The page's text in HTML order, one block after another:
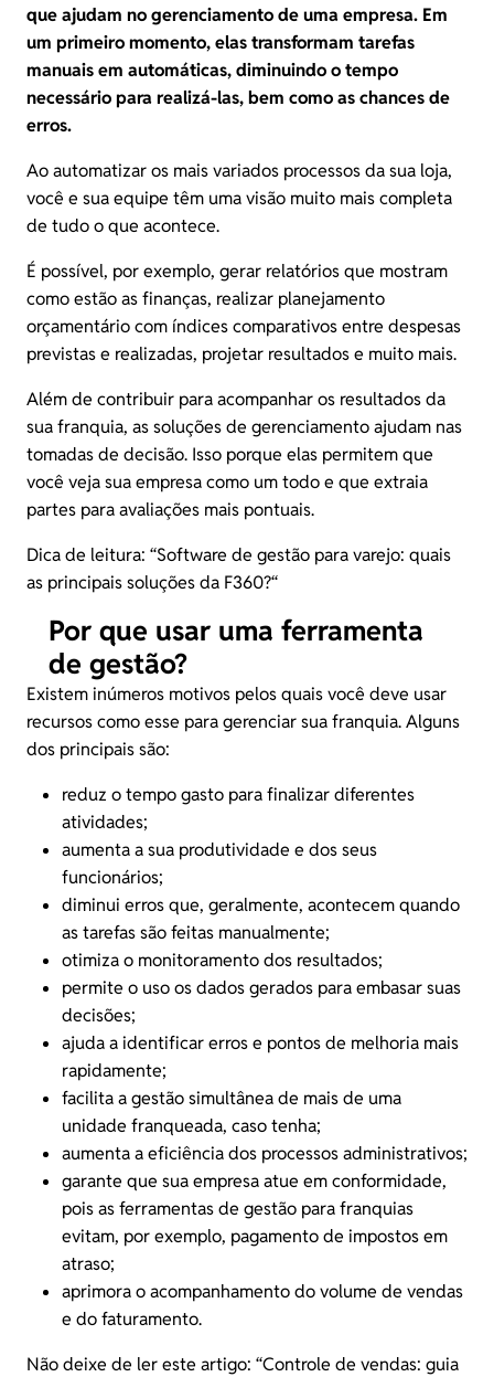
que ajudam no gerenciamento de uma empresa. Em
um primeiro momento, elas transformam tarefas
manuais em automáticas, diminuindo o tempo
necessário para realizá-las, bem como as chances de
erros.
Ao automatizar os mais variados processos da sua loja,
você e sua equipe têm uma visão muito mais completa
de tudo o que acontece.
É possível, por exemplo, gerar relatórios que mostram
como estão as finanças, realizar planejamento
orçamentário com índices comparativos entre despesas
previstas e realizadas, projetar resultados e muito mais.
Além de contribuir para acompanhar os resultados da
sua franquia, as soluções de gerenciamento ajudam nas
tomadas de decisão. Isso porque elas permitem que
você veja sua empresa como um todo e que extraia
partes para avaliações mais pontuais.
Dica de leitura: “Software de gestão para varejo: quais
as principais soluções da F360?“
Por que usar uma ferramenta
de gestão?
Existem inúmeros motivos pelos quais você deve usar
recursos como esse para gerenciar sua franquia. Alguns
dos principais são:
reduz o tempo gasto para finalizar diferentes
atividades;
aumenta a sua produtividade e dos seus
funcionários;
diminui erros que, geralmente, acontecem quando
as tarefas são feitas manualmente;
otimiza o monitoramento dos resultados;
permite o uso os dados gerados para embasar suas
decisões;
ajuda a identificar erros e pontos de melhoria mais
rapidamente;
facilita a gestão simultânea de mais de uma
unidade franqueada, caso tenha;
aumenta a eficiência dos processos administrativos;
garante que sua empresa atue em conformidade,
pois as ferramentas de gestão para franquias
evitam, por exemplo, pagamento de impostos em
atraso;
aprimora o acompanhamento do volume de vendas
e do faturamento.
Não deixe de ler este artigo: “Controle de vendas: guia